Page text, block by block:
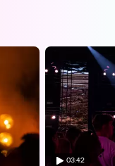
03:42